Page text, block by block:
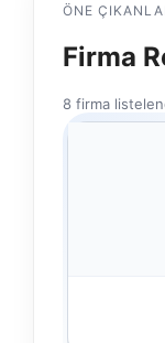
ÖNE
Firma
8 firma